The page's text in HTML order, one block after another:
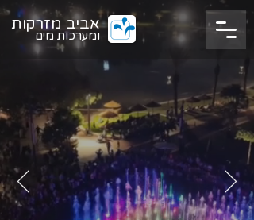
אביב מזרקות
ומערכות מים